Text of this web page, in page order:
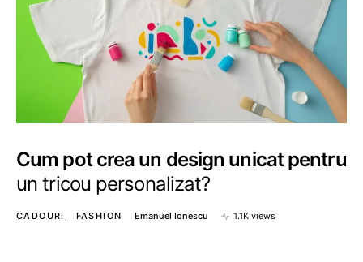
Cum pot crea un design unicat pentru
un tricou personalizat?
CADOURI FASHION Emanuel Ionescu 1.1K views